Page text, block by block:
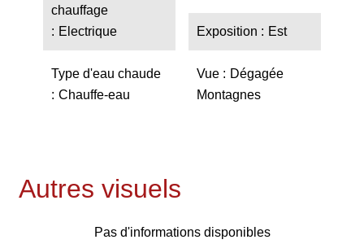
chauffage
Electrique
Type d'eau chaude
Chauffe-eau
Exposition Est
Vue
Dégagée
Montagnes
Autres visuels
Pas d'informations disponibles